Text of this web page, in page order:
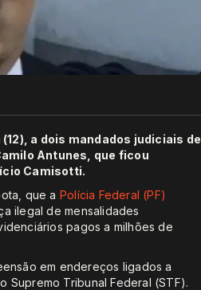
a dois mandados judiciais de
Antunes, que ficou
Camisotti.
que a Polícia Federal (PF)
ilegal de mensalidades
pagos a milhões de
em endereços ligados a
Supremo Tribunal Federal (STF).